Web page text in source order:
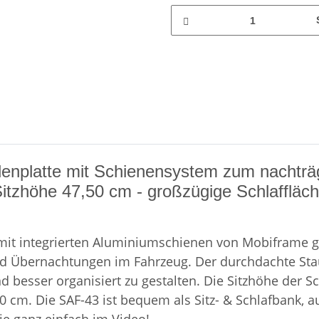
mit Schienensystem zum
47,50 cm - großzügige
integrierten Aluminiumschienen von Mobiframe
im Fahrzeug. Der durchdachte
besser organisiert zu gestalten. Die Sitzhöhe der
cm. Die SAF-43 ist bequem als Sitz- &